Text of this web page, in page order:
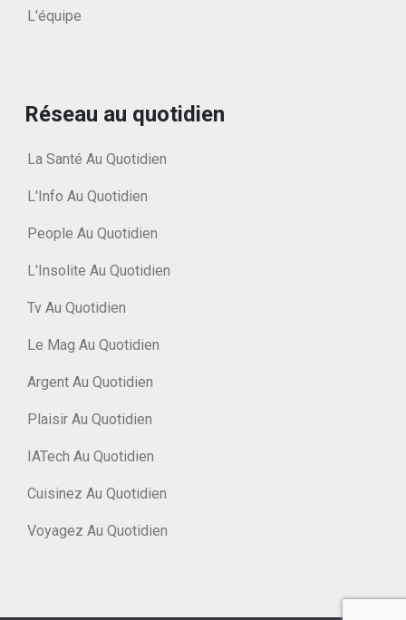
L'équipe
Réseau au quotidien
La Santé Au Quotidien
L'Info Au Quotidien
People Au Quotidien
L'Insolite Au Quotidien
Tv Au Quotidien
Le Mag Au Quotidien
Argent Au Quotidien
Plaisir Au Quotidien
IATech Au Quotidien
Cuisinez Au Quotidien
Voyagez Au Quotidien